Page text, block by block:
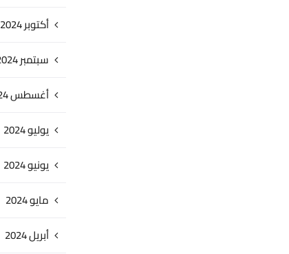
أكتوبر 2024
سبتمبر 2024
أغسطس 2024
يوليو 2024
يونيو 2024
مايو 2024
أبريل 2024